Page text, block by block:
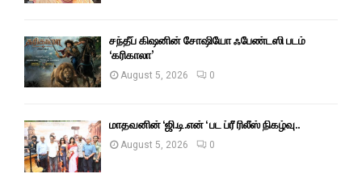
சந்தீப் கிஷனின் சோஷியோ ஃபேண்டஸி படம்
‘கரிகாலா’
August 5, 2026 0
மாதவனின் ‘ஜி.டி.என் ‘ பட ப்ரீ ரிலீஸ் நிகழ்வு..
August 5, 2026 0